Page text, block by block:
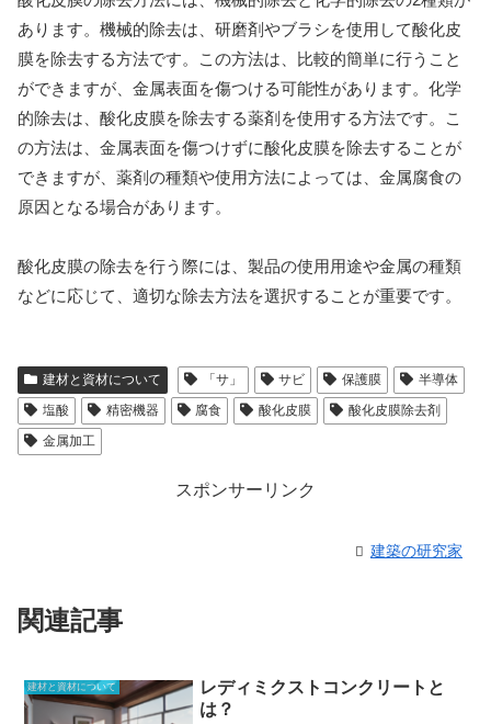
あります。機械的除去は、研磨剤やブラシを使用して酸化皮
膜を除去する方法です。この方法は、比較的簡単に行うこと
ができますが、金属表面を傷つける可能性があります。化学
的除去は、酸化皮膜を除去する薬剤を使用する方法です。こ
の方法は、金属表面を傷つけずに酸化皮膜を除去することが
できますが、薬剤の種類や使用方法によっては、金属腐食の
原因となる場合があります。
酸化皮膜の除去を行う際には、製品の使用用途や金属の種類
などに応じて、適切な除去方法を選択することが重要です。
建材と資材について 「サ」 サビ 保護膜
半導体
塩酸
精密機器 腐食 酸化皮膜
酸化皮膜除去剤
金属加工
スポンサーリンク
建築の研究家
関連記事
建材と資材について
レディミクストコンクリートと
は？